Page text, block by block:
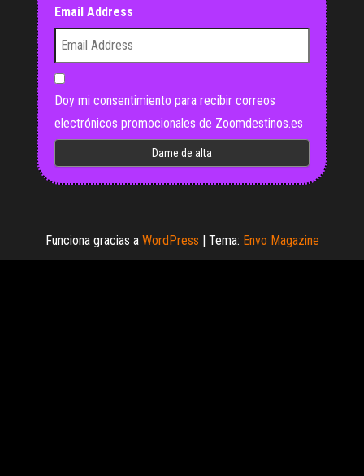
Email Address
Doy mi consentimiento para recibir correos
electrónicos promocionales de Zoomdestinos.es
Funciona gracias a WordPress | Tema: Envo Magazine